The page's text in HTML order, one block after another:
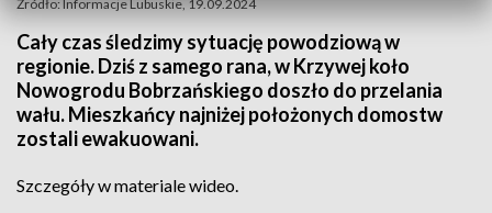
Źródło: Informacje Lubuskie, 19.09.2024
Cały czas śledzimy sytuację powodziową w
regionie. Dziś z samego rana, w Krzywej koło
Nowogrodu Bobrzańskiego doszło do przelania
wału. Mieszkańcy najniżej położonych domostw
zostali ewakuowani.
Szczegóły w materiale wideo.